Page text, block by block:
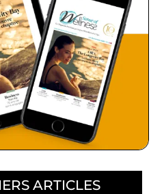
ARTICLES